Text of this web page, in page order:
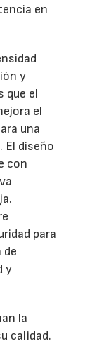
en
y
que el
el
una
El diseño
con
para
de
y
la
calidad.